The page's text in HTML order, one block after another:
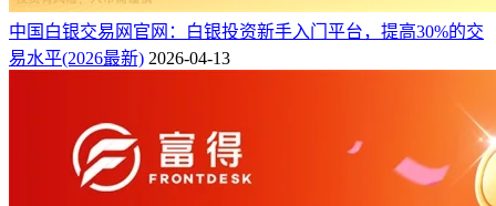
中国白银交易网官网：白银投资新手入门平台，提高30%的交
易水平(2026最新) 2026-04-13